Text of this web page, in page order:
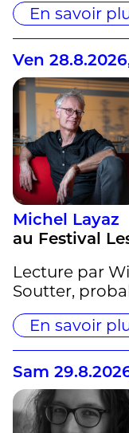
En savoir
Ven
Michel Layaz
au Festival
Lecture par
Soutter,
En savoir
Sam